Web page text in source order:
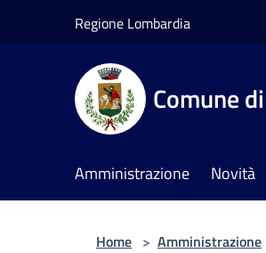
Regione Lombardia
Comune
Amministrazione Novità
Home > Amministrazione